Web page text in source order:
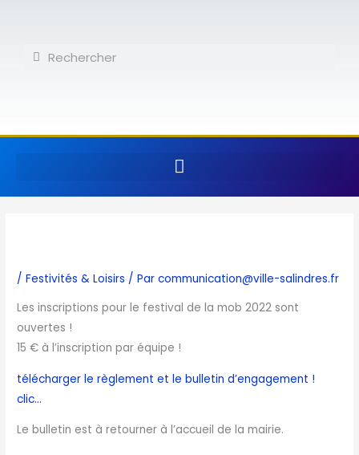
contenuRechercher
Rechercher
/Festivités & Loisirs / Parcommunication@ville-salindres.fr
Les inscriptions pour le festival de la mob 2022 sont
ouvertes !
15 € à l’inscription par équipe !
télécharger le règlement et le bulletin d’engagement !
clic…
Le bulletin est à retourner à l’accueil de la mairie.